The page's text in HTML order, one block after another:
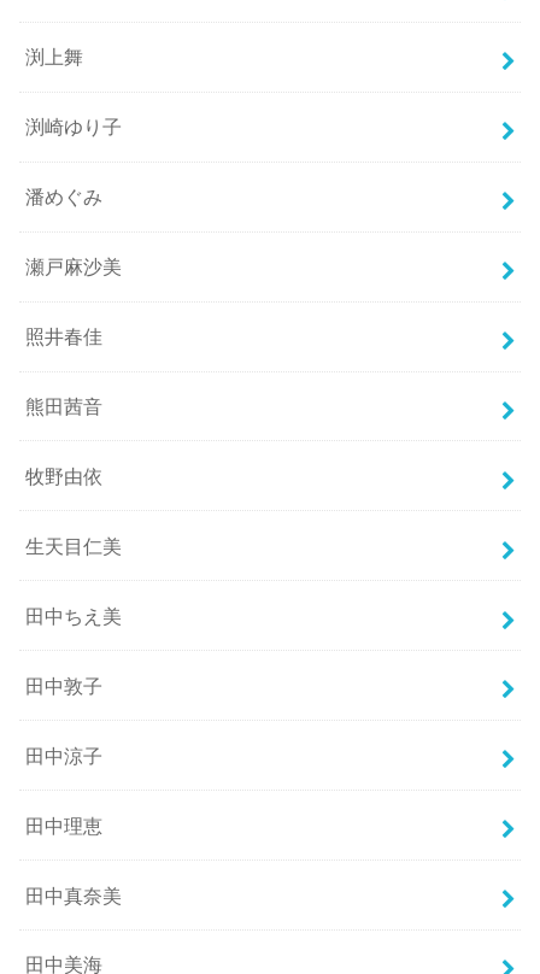
渕上舞
渕崎ゆり子
潘めぐみ
瀬戸麻沙美
照井春佳
熊田茜音
牧野由依
生天目仁美
田中ちえ美
田中敦子
田中涼子
田中理恵
田中真奈美
田中美海